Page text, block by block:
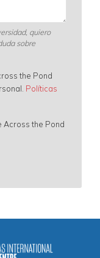
quiero
sobre
the Pond
Políticas
Across the Pond